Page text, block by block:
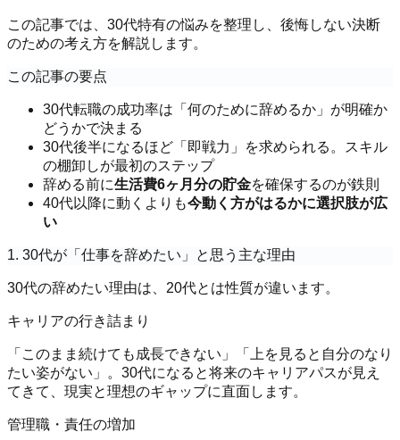
この記事では、30代特有の悩みを整理し、後悔しない決断
のための考え方を解説します。
この記事の要点
30代転職の成功率は「何のために辞めるか」が明確か
どうかで決まる
30代後半になるほど「即戦力」を求められる。スキル
の棚卸しが最初のステップ
辞める前に生活費6ヶ月分の貯金を確保するのが鉄則
40代以降に動くよりも今動く方がはるかに選択肢が広
い
1. 30代が「仕事を辞めたい」と思う主な理由
30代の辞めたい理由は、20代とは性質が違います。
キャリアの行き詰まり
「このまま続けても成長できない」「上を見ると自分のなり
たい姿がない」。30代になると将来のキャリアパスが見え
てきて、現実と理想のギャップに直面します。
管理職・責任の増加